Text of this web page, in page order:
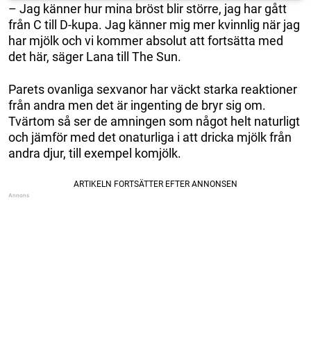
– Jag känner hur mina bröst blir större, jag har gått
från C till D-kupa. Jag känner mig mer kvinnlig när jag
har mjölk och vi kommer absolut att fortsätta med
det här, säger Lana till The Sun.
Parets ovanliga sexvanor har väckt starka reaktioner
från andra men det är ingenting de bryr sig om.
Tvärtom så ser de amningen som något helt naturligt
och jämför med det onaturliga i att dricka mjölk från
andra djur, till exempel komjölk.